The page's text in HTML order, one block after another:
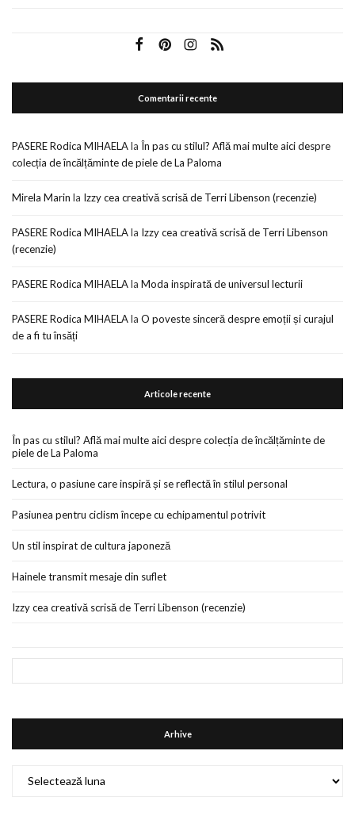
Comentarii recente
PASERE Rodica MIHAELAla În pas cu stilul? Află mai multe aici despre
colecția de încălțăminte de piele de La Paloma
Mirela Marin la Izzy cea creativă scrisă de Terri Libenson (recenzie)
PASERE Rodica MIHAELAla Izzy cea creativă scrisă de Terri Libenson
(recenzie)
PASERE Rodica MIHAELAla Moda inspirată de universul lecturii
PASERE Rodica MIHAELAla O poveste sinceră despre emoții și curajul
de a fi tu însăți
Articole recente
În pas cu stilul? Află mai multe aici despre colecția de încălțăminte de
piele de La Paloma
Lectura, o pasiune care inspiră și se reflectă în stilul personal
Pasiunea pentru ciclism începe cu echipamentul potrivit
Un stil inspirat de cultura japoneză
Hainele transmit mesaje din suflet
Izzy cea creativă scrisă de Terri Libenson (recenzie)
Arhive